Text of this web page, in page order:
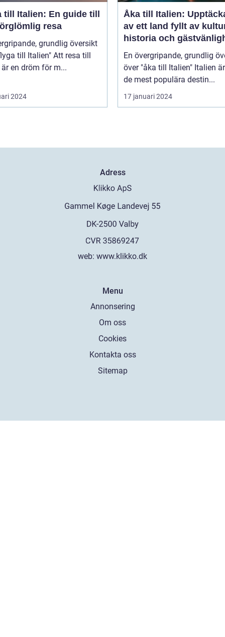
till Italien: En guide till
resa
grundlig översikt
till Italien" Att resa till
en dröm för m...
2024
Åka till Italien:
av ett land fyllt av
historia och
En övergripande, grundlig
över "åka till Italien" Italien är en av
de mest populära destin...
17 januari 2024
Adress
web: www.klikko.dk
Menu
Annonsering
Om oss
Cookies
Kontakta oss
Sitemap